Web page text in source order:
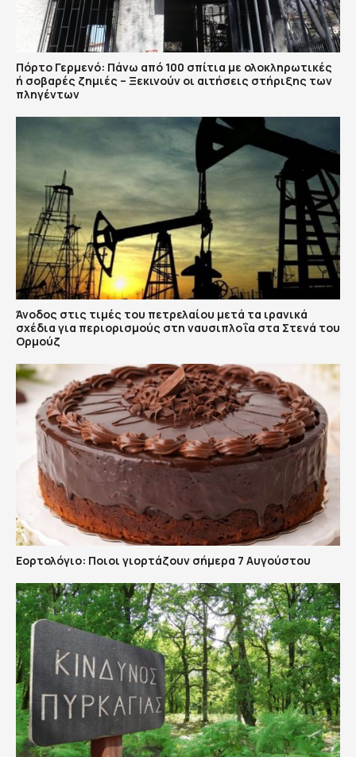
Πόρτο Γερμενό: Πάνω από 100 σπίτια με ολοκληρωτικές
ή σοβαρές ζημιές – Ξεκινούν οι αιτήσεις στήριξης των
πληγέντων
Άνοδος στις τιμές του πετρελαίου μετά τα ιρανικά
σχέδια για περιορισμούς στη ναυσιπλοΐα στα Στενά του
Ορμούζ
Εορτολόγιο: Ποιοι γιορτάζουν σήμερα 7 Αυγούστου